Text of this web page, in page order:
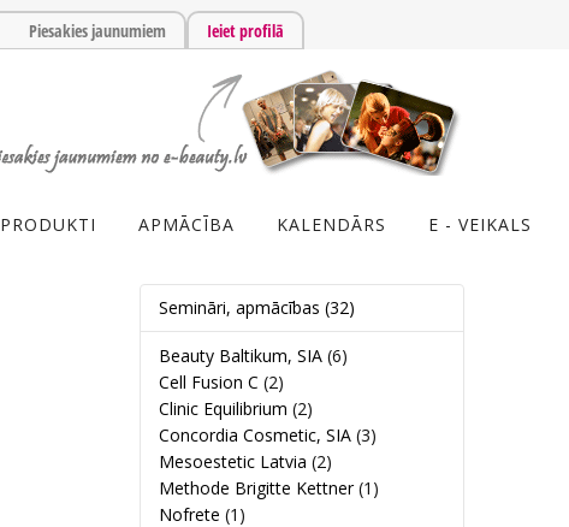
Piesakies jaunumiem Ieiet profilā
PRODUKTI APMĀCĪBA KALENDĀRS E - VEIKALS
Semināri, apmācības (32)
Beauty Baltikum, SIA (6)
Cell Fusion C (2)
Clinic Equilibrium (2)
Concordia Cosmetic, SIA (3)
Mesoestetic Latvia (2)
Methode Brigitte Kettner (1)
Nofrete (1)